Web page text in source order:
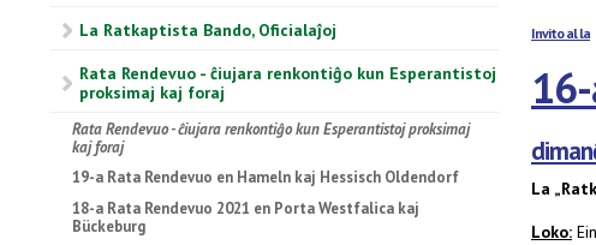
La Ratkaptista Bando, Oficialaĵoj
Rata Rendevuo - ĉiujara renkontiĝo kun Esperantistoj
proksimaj kaj foraj
Rata Rendevuo - ĉiujara renkontiĝo kun Esperantistoj proksimaj
kaj foraj
19-a Rata Rendevuo en Hameln kaj Hessisch Oldendorf
18-a Rata Rendevuo 2021 en Porta Westfalica kaj
Bückeburg
Invito al la
La
Loko: